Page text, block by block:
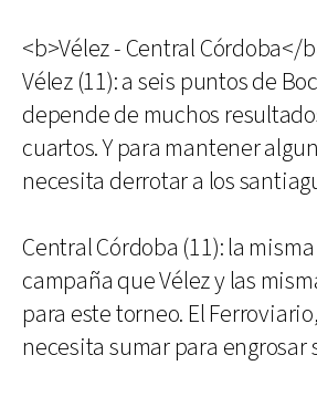
<b>Vélez - Central Córdoba</
Vélez (11): a seis puntos de
depende de muchos
cuartos. Y para mantener
necesita derrotar a los
Central Córdoba (11): la
campaña que Vélez y las
para este torneo. El
necesita sumar para engrosar